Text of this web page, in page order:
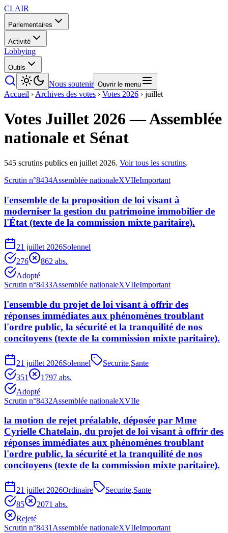
CLAIR
Parlementaires
Activité
Lobbying
Outils
Nous soutenir Ouvrir le menu
Accueil › Archives des votes › Votes 2026 › juillet
Votes Juillet 2026 — Assemblée
nationale et Sénat
545 scrutins publics en juillet 2026. Voir tous les scrutins.
Scrutin n°8434Assemblée nationaleXVIIeImportant
l'ensemble de la proposition de loi visant à
moderniser la gestion du patrimoine immobilier de
l'État (texte de la commission mixte paritaire).
21 juillet 2026Solennel
276
862 abs.
Adopté
Scrutin n°8433Assemblée nationaleXVIIeImportant
l'ensemble du projet de loi visant à offrir des
réponses immédiates aux phénomènes troublant
l'ordre public, la sécurité et la tranquilité de nos
concitoyens (texte de la commission mixte paritaire).
21 juillet 2026Solennel Securite,Sante
351
1797 abs.
Adopté
Scrutin n°8432Assemblée nationaleXVIIe
la motion de rejet préalable, déposée par Mme
Cyrielle Chatelain, du projet de loi visant à offrir des
réponses immédiates aux phénomènes troublant
l'ordre public, la sécurité et la tranquilité de nos
concitoyens (texte de la commission mixte paritaire).
21 juillet 2026Ordinaire Securite,Sante
85
2071 abs.
Rejeté
Scrutin n°8431 Assemblée nationaleXVIIeImportant